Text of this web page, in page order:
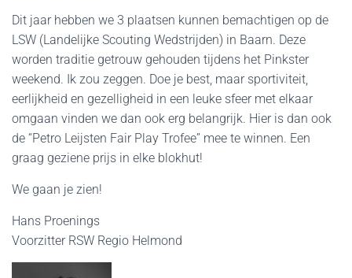
Dit jaar hebben we 3 plaatsen kunnen bemachtigen op de
LSW (Landelijke Scouting Wedstrijden) in Baarn. Deze
worden traditie getrouw gehouden tijdens het Pinkster
weekend. Ik zou zeggen. Doe je best, maar sportiviteit,
eerlijkheid en gezelligheid in een leuke sfeer met elkaar
omgaan vinden we dan ook erg belangrijk. Hier is dan ook
de “Petro Leijsten Fair Play Trofee” mee te winnen. Een
graag geziene prijs in elke blokhut!
We gaan je zien!
Hans Proenings
Voorzitter RSW Regio Helmond